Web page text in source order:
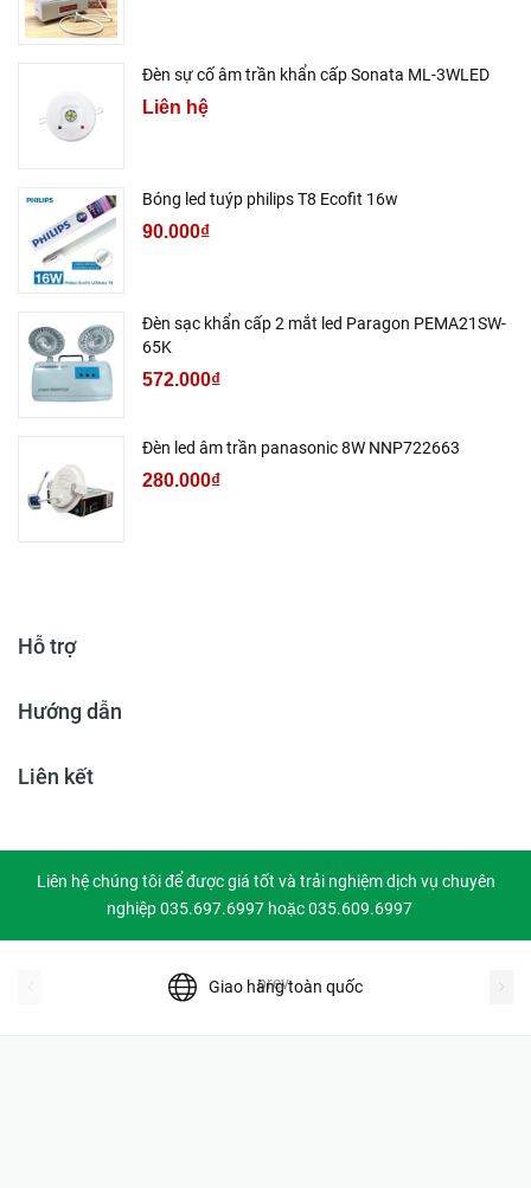
Đèn sự cố âm trần khẩn cấp Sonata ML-3WLED
Liên hệ
Bóng led tuýp philips T8 Ecofit 16w
90.000₫
Đèn sạc khẩn cấp 2 mắt led Paragon PEMA21SW-
65K
572.000₫
Đèn led âm trần panasonic 8W NNP722663
280.000₫
Hỗ trợ
Hướng dẫn
Liên kết
Liên hệ chúng tôi để được giá tốt và trải nghiệm dịch vụ chuyên
nghiệp 035.697.6997 hoặc 035.609.6997
Giao hàng toàn quốc
prev